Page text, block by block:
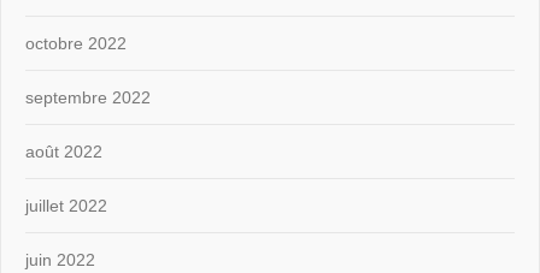
octobre 2022
septembre 2022
août 2022
juillet 2022
juin 2022